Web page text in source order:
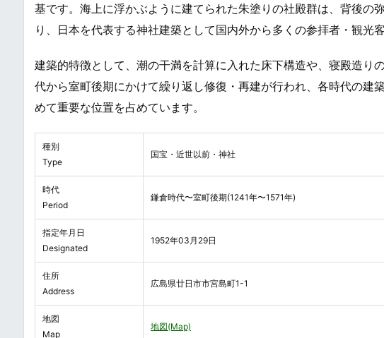
基です。海上に浮かぶように建てられた朱塗りの社殿群は、背後の
り、日本を代表する神社建築として国内外から多くの参拝者・観光客
建築的特徴として、潮の干満を計算に入れた床下構造や、寝殿造り
代から室町後期にかけて繰り返し修復・再建が行われ、各時代の建
めて重要な位置を占めています。
種別
Type
国宝・近世以前・神社
時代
Period
鎌倉時代〜室町後期(1241年〜1571年)
指定年月日
Designated
1952年03月29日
住所
Address
広島県廿日市市宮島町1-1
地図
Map
地図(Map)